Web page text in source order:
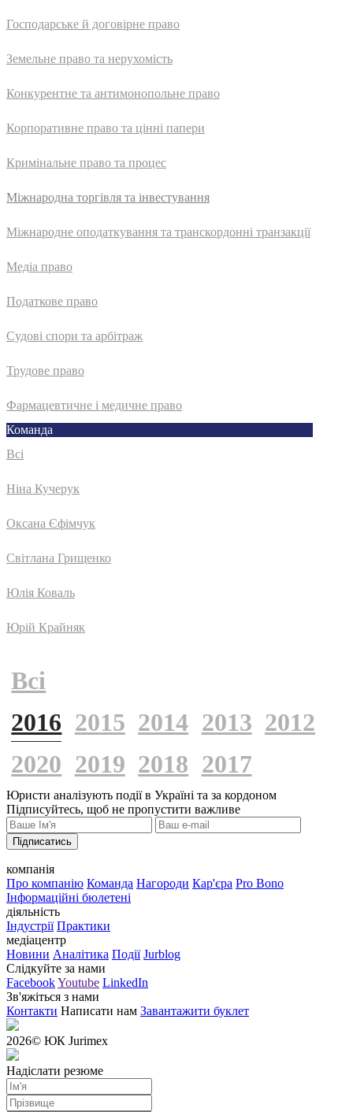
Господарське й договірне право
Земельне право та нерухомість
Конкурентне та антимонопольне право
Корпоративне право та цінні папери
Кримінальне право та процес
Міжнародна торгівля та інвестування
Міжнародне оподаткування та транскордонні транзакції
Медіа право
Податкове право
Судові спори та арбітраж
Трудове право
Фармацевтичне і медичне право
Команда
Всі
Ніна Кучерук
Оксана Єфімчук
Світлана Грищенко
Юлія Коваль
Юрій Крайняк
Всі
2012
2013
2014
2015
2016
2017
2018
2019
2020
Юристи аналізують події в Україні та за кордоном
Підписуйтесь, щоб не пропустити важливе
Підписатись
компанія
Про компанію Команда Нагороди Кар'єра Pro Bono
Інформаційні бюлетені
діяльність
Індустрії Практики
медіацентр
Новини Аналітика Події Jurblog
Слідкуйте за нами
FacebookYoutube LinkedIn
Зв'яжіться з нами
Контакти Написати нам Завантажити буклет
2026© ЮК Jurimex
Надіслати резюме